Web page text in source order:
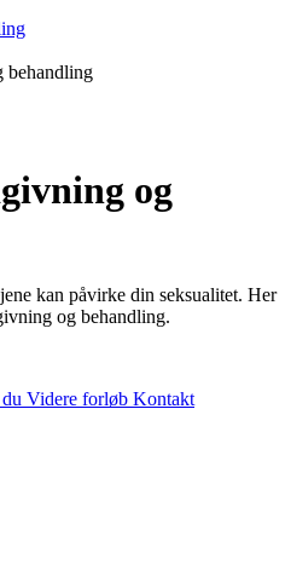
behandling
og
kan påvirke din seksualitet. Her
og behandling.
Videre forløb Kontakt